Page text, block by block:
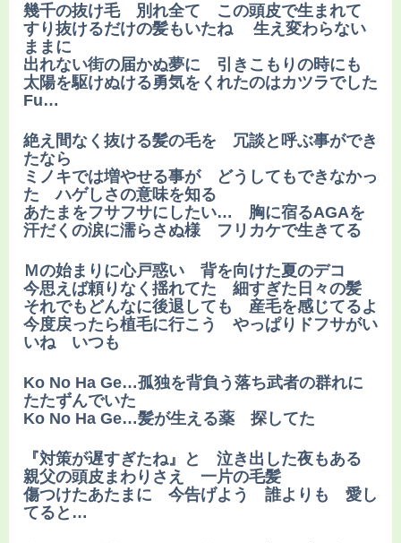
幾千の抜け毛 別れ全て この頭皮で生まれて
すり抜けるだけの髪もいたね 生え変わらない
ままに
出れない街の届かぬ夢に 引きこもりの時にも
太陽を駆けぬける勇気をくれたのはカツラでした
Fu…
絶え間なく抜ける髪の毛を 冗談と呼ぶ事ができ
たなら
ミノキでは増やせる事が どうしてもできなかっ
た ハゲしさの意味を知る
あたまをフサフサにしたい… 胸に宿るAGAを
汗だくの涙に濡らさぬ様 フリカケで生きてる
Ｍの始まりに心戸惑い 背を向けた夏のデコ
今思えば頼りなく揺れてた 細すぎた日々の髪
それでもどんなに後退しても 産毛を感じてるよ
今度戻ったら植毛に行こう やっぱりドフサがい
いね いつも
Ko No Ha Ge…孤独を背負う落ち武者の群れに
たたずんでいた
Ko No Ha Ge…髪が生える薬 探してた
『対策が遅すぎたね』と 泣き出した夜もある
親父の頭皮まわりさえ 一片の毛髪
傷つけたあたまに 今告げよう 誰よりも 愛し
てると…